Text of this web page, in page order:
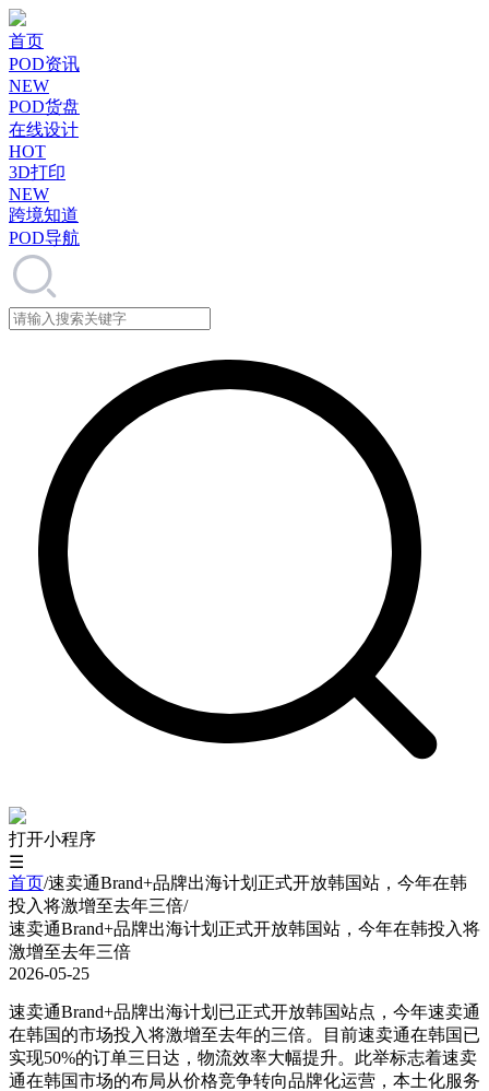
首页
POD资讯
NEW
POD货盘
在线设计
HOT
3D打印
NEW
跨境知道
POD导航
打开小程序
☰
首页/速卖通Brand+品牌出海计划正式开放韩国站，今年在韩
投入将激增至去年三倍/
速卖通Brand+品牌出海计划正式开放韩国站，今年在韩投入将
激增至去年三倍
2026-05-25
速卖通Brand+品牌出海计划已正式开放韩国站点，今年速卖通
在韩国的市场投入将激增至去年的三倍。目前速卖通在韩国已
实现50%的订单三日达，物流效率大幅提升。此举标志着速卖
通在韩国市场的布局从价格竞争转向品牌化运营，本土化服务